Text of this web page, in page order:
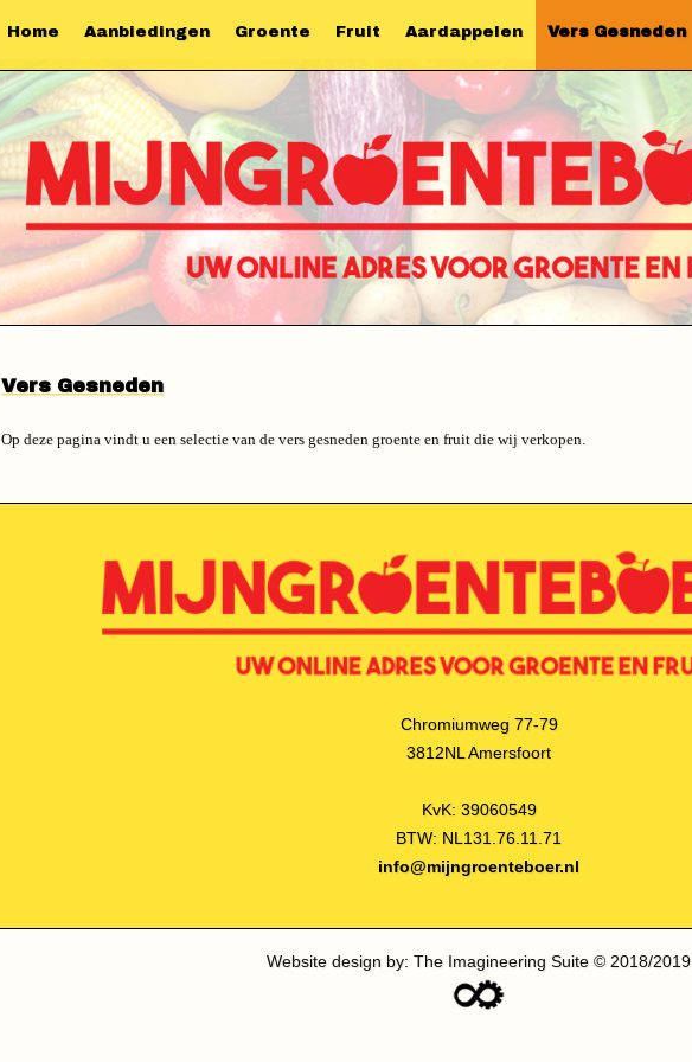
Home Aanbiedingen Groente Fruit Aardappelen Vers Gesneden
Vers Gesneden
Op deze pagina vindt u een selectie van de vers gesneden groente en fruit die wij verkopen.
Chromiumweg 77-79
3812NL Amersfoort
KvK: 39060549
BTW: NL131.76.11.71
info@mijngroenteboer.nl
Website design by: The Imagineering Suite © 2018/2019